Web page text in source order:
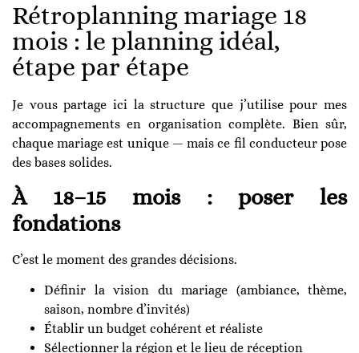
Rétroplanning mariage 18
mois : le planning idéal,
étape par étape
Je vous partage ici la structure que j’utilise pour mes
accompagnements en organisation complète. Bien sûr,
chaque mariage est unique — mais ce fil conducteur pose
des bases solides.
À 18–15 mois : poser les
fondations
C’est le moment des grandes décisions.
Définir la vision du mariage (ambiance, thème,
saison, nombre d’invités)
Établir un budget cohérent et réaliste
Sélectionner la région et le lieu de réception